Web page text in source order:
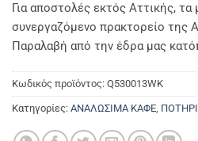
Για αποστολές εκτός Αττικής,
συνεργαζόμενο πρακτορείο της
Παραλαβή από την έδρα μας
Κωδικός προϊόντος: Q530013WK
Κατηγορίες: ΑΝΑΛΩΣΙΜΑ ΚΑΦΕ